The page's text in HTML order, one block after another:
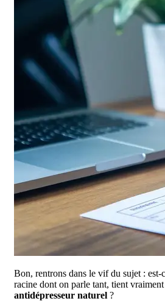
Bon, rentrons dans le vif du sujet : est-
racine dont on parle tant, tient vraiment
antidépresseur naturel ?